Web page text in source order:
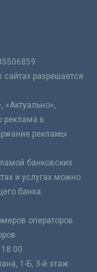
разрешается
«Актуально»,
реклама в
рекламы
банковских
и услугах можно
банка.
операторов
1-Б, 3-й этаж